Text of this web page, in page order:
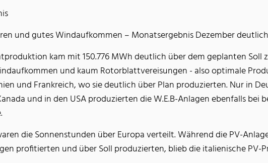
und gutes Windaufkommen – Monatsergebnis Dezember
kam mit 150.776 MWh deutlich über dem geplanten Soll
und kaum Rotorblattvereisungen - also optimale
und Frankreich, wo sie deutlich über Plan produzierten. Nur in
und in den USA produzierten die W.E.B-Anlagen ebenfalls
die Sonnenstunden über Europa verteilt. Während die PV-
profitierten und über Soll produzierten, blieb die italienische PV-